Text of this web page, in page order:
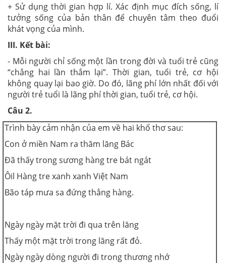
+ Sử dụng thời gian hợp lí. Xác định mục đích sống, lí
tưởng sống của bản thân để chuyên tâm theo đuổi
khát vọng của mình.
III. Kết bài:
- Mỗi người chỉ sống một lần trong đời và tuổi trẻ cũng
“chẳng hai lần thắm lại”. Thời gian, tuổi trẻ, cơ hội
không quay lại bao giờ. Do đó, lãng phí lớn nhất đối với
người trẻ tuổi là lãng phí thời gian, tuổi trẻ, cơ hội.
Câu 2.
Trình bày cảm nhận của em về hai khổ thơ sau:
Con ở miền Nam ra thăm lăng Bác
Đã thấy trong sương hàng tre bát ngát
Ôil Hàng tre xanh xanh Việt Nam
Bão táp mưa sa đứng thẳng hàng.
Ngày ngày mặt trời đi qua trên lăng
Thấy một mặt trời trong lăng rất đỏ.
Ngày ngày dòng người đi trong thương nhớ